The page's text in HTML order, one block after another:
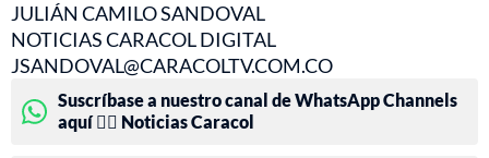
JULIÁN CAMILO SANDOVAL
NOTICIAS CARACOL DIGITAL
JSANDOVAL@CARACOLTV.COM.CO
Suscríbase a nuestro canal de WhatsApp Channels
aquí 👉🏻 Noticias Caracol